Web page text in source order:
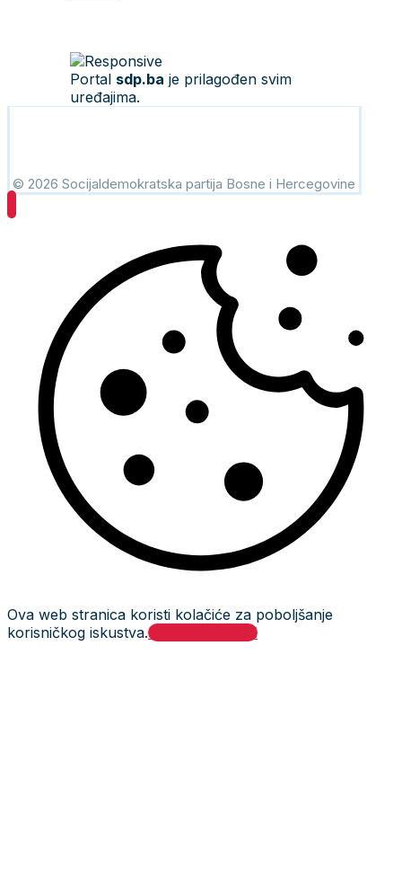
Portal sdp.ba je prilagođen svim
uređajima.
© 2026 Socijaldemokratska partija Bosne i Hercegovine
Ova web stranica koristi kolačiće za poboljšanje
korisničkog iskustva.Prihvati i zatvori